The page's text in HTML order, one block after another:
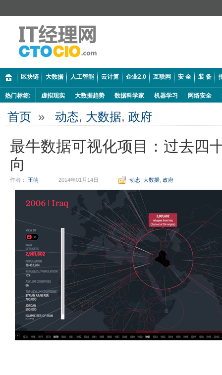
区块链 大数据 人工智能 云计算 企业2.0 互联网 安 全 装 备
热门标签: 虚拟现实 大数据趋势 数据科学家 机器学习 网络安全
首页 » 动态, 大数据, 政府
最牛数据可视化项目：过去四
向
作者： 王萌 2014年01月14日 动态 大数据 政府